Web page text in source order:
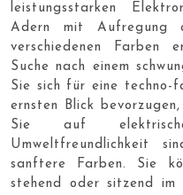
leistungsstarken
Adern mit Aufregung
verschiedenen Farben
Suche nach einem
Sie sich für eine techno-
ernsten Blick
Sie auf
Umweltfreundlichkeit
sanftere Farben. Sie
stehend oder sitzend im